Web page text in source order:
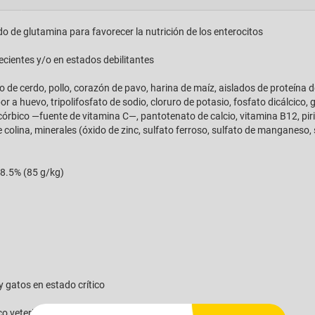
de glutamina para favorecer la nutrición de los enterocitos
y/o en estados debilitantes
de cerdo, pollo, corazón de pavo, harina de maíz, aislados de proteína
a huevo, tripolifosfato de sodio, cloruro de potasio, fosfato dicálcico,
—fuente de vitamina C—, pantotenato de calcio, vitamina B12,
minerales (óxido de zinc, sulfato ferroso, sulfato de
(85 g/kg)
gatos en estado crítico